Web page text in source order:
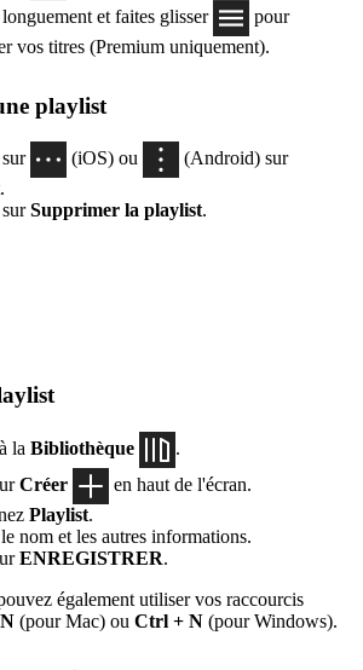
et faites glisser
pour
vos titres (Premium uniquement).
playlist
(iOS) ou
(Android) sur
Supprimer la playlist.
la Bibliothèque
.
Créer
en haut de l'écran.
Playlist.
nom et les autres informations.
ENREGISTRER.
également utiliser vos raccourcis
(pour Mac) ou Ctrl + N (pour Windows).